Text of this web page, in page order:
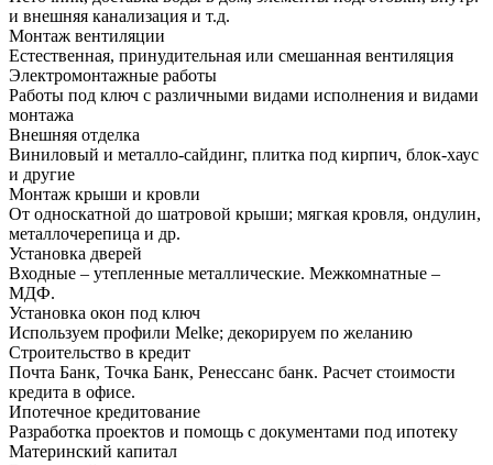
и внешняя канализация и т.д.
Монтаж вентиляции
Естественная, принудительная или смешанная вентиляция
Электромонтажные работы
Работы под ключ с различными видами исполнения и видами
монтажа
Внешняя отделка
Виниловый и металло-сайдинг, плитка под кирпич, блок-хаус
и другие
Монтаж крыши и кровли
От односкатной до шатровой крыши; мягкая кровля, ондулин,
металлочерепица и др.
Установка дверей
Входные – утепленные металлические. Межкомнатные –
МДФ.
Установка окон под ключ
Используем профили Melke; декорируем по желанию
Строительство в кредит
Почта Банк, Точка Банк, Ренессанс банк. Расчет стоимости
кредита в офисе.
Ипотечное кредитование
Разработка проектов и помощь с документами под ипотеку
Материнский капитал